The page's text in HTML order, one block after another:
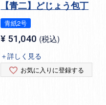
【青二】どじょう包丁
青紙2号
¥ 51,040 税込
＋詳しく見る
お気に入りに登録する